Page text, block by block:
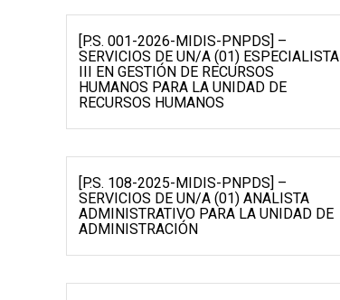
[P.S. 001-2026-MIDIS-PNPDS] –
SERVICIOS DE UN/A (01) ESPECIALISTA
III EN GESTIÓN DE RECURSOS
HUMANOS PARA LA UNIDAD DE
RECURSOS HUMANOS
[P.S. 108-2025-MIDIS-PNPDS] –
SERVICIOS DE UN/A (01) ANALISTA
ADMINISTRATIVO PARA LA UNIDAD DE
ADMINISTRACIÓN